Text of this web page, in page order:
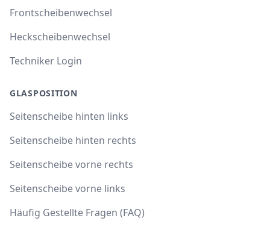
Frontscheibenwechsel
Heckscheibenwechsel
Techniker Login
GLASPOSITION
Seitenscheibe hinten links
Seitenscheibe hinten rechts
Seitenscheibe vorne rechts
Seitenscheibe vorne links
Häufig Gestellte Fragen (FAQ)